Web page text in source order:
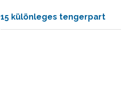
15 különleges tengerpart